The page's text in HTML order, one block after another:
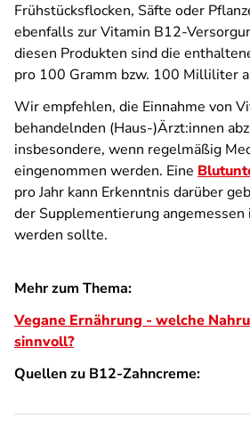
Frühstücksflocken, Säfte oder
ebenfalls zur Vitamin B12-
diesen Produkten sind die
pro 100 Gramm bzw. 100 Milliliter
Wir empfehlen, die Einnahme von
behandelnden (Haus-)Ärzt:innen
insbesondere, wenn regelmäßig
eingenommen werden. Eine
pro Jahr kann Erkenntnis darüber
der Supplementierung
werden sollte.
Mehr zum Thema:
Vegane Ernährung - welche
sinnvoll?
Quellen zu B12-Zahncreme: